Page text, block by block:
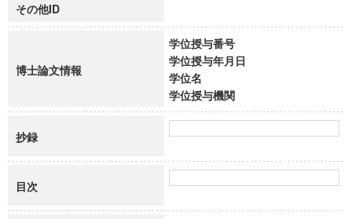
その他ID
博士論文情報
学位授与番号
学位授与年月日
学位名
学位授与機関
抄録
目次